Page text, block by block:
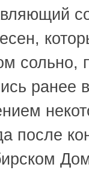
сольно,
ранее
после